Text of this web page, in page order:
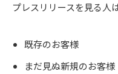
プレスリリースを見る人
既存のお客様
まだ見ぬ新規のお客様